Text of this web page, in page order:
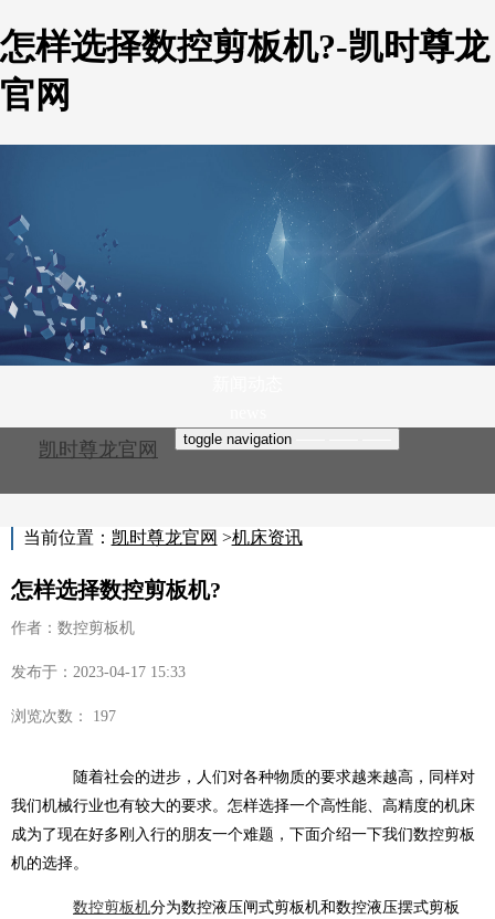
怎样选择数控剪板机?-凯时尊龙
官网
凯时尊龙官网 toggle navigation
当前位置： 凯时尊龙官网 >机床资讯
怎样选择数控剪板机?
作者：数控剪板机
发布于：2023-04-17 15:33
浏览次数： 197
随着社会的进步，人们对各种物质的要求越来越高，同样对
我们机械行业也有较大的要求。怎样选择一个高性能、高精度的机床
成为了现在好多刚入行的朋友一个难题，下面介绍一下我们数控剪板
机的选择。
数控剪板机分为数控液压闸式剪板机和数控液压摆式剪板